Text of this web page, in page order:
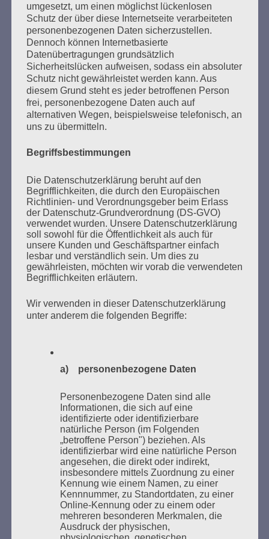
SUCHEN
NACH:
MARATHONLESUNG AUS DEN
VERBRANNTEN BÜCHERN
Donnerstag, 21. Mai 2026, 11 – 18 Uhr
des Gedenkens an die Verbrennung von Büchern am
Kaifu-Ufer – genau an dem Ort, wo im Mai 1933 NS-
Studentenorganisationen und Burschenschaftler
Bücher verbrannten.
Weitere Informationen:lesezeichen-setzen.de
GEDENKEN UND ERINNERN BEGINNT IN
UNSERER NACHBARSCHAFT
umgesetzt, um einen möglichst lückenlosen
Schutz der über diese Internetseite verarbeiteten
personenbezogenen Daten sicherzustellen.
Dennoch können Internetbasierte
Datenübertragungen grundsätzlich
Sicherheitslücken aufweisen, sodass ein absoluter
Schutz nicht gewährleistet werden kann. Aus
diesem Grund steht es jeder betroffenen Person
frei, personenbezogene Daten auch auf
alternativen Wegen, beispielsweise telefonisch, an
uns zu übermitteln.
Begriffsbestimmungen
Die Datenschutzerklärung beruht auf den
Begrifflichkeiten, die durch den Europäischen
Richtlinien- und Verordnungsgeber beim Erlass
der Datenschutz-Grundverordnung (DS-GVO)
verwendet wurden. Unsere Datenschutzerklärung
soll sowohl für die Öffentlichkeit als auch für
unsere Kunden und Geschäftspartner einfach
lesbar und verständlich sein. Um dies zu
gewährleisten, möchten wir vorab die verwendeten
Begrifflichkeiten erläutern.
Wir verwenden in dieser Datenschutzerklärung
unter anderem die folgenden Begriffe:
a) personenbezogene Daten
Personenbezogene Daten sind alle
Informationen, die sich auf eine
identifizierte oder identifizierbare
natürliche Person (im Folgenden
„betroffene Person") beziehen. Als
identifizierbar wird eine natürliche Person
angesehen, die direkt oder indirekt,
insbesondere mittels Zuordnung zu einer
Kennung wie einem Namen, zu einer
Kennnummer, zu Standortdaten, zu einer
Online-Kennung oder zu einem oder
mehreren besonderen Merkmalen, die
Ausdruck der physischen,